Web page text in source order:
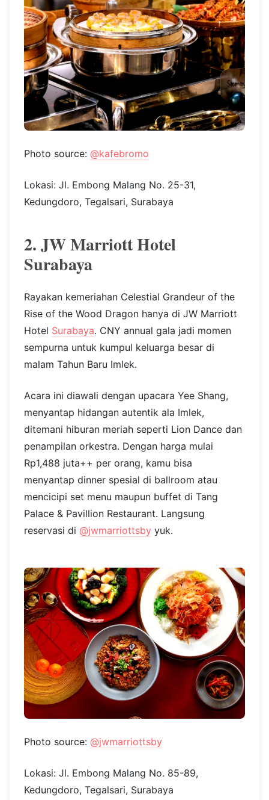
Photo source: @kafebromo
Lokasi: Jl. Embong Malang No. 25-31,
Kedungdoro, Tegalsari, Surabaya
2. JW Marriott Hotel
Surabaya
Rayakan kemeriahan Celestial Grandeur of the
Rise of the Wood Dragon hanya di JW Marriott
Hotel Surabaya. CNY annual gala jadi momen
sempurna untuk kumpul keluarga besar di
malam Tahun Baru Imlek.
Acara ini diawali dengan upacara Yee Shang,
menyantap hidangan autentik ala Imlek,
ditemani hiburan meriah seperti Lion Dance dan
penampilan orkestra. Dengan harga mulai
Rp1,488 juta++ per orang, kamu bisa
menyantap dinner spesial di ballroom atau
mencicipi set menu maupun buffet di Tang
Palace & Pavillion Restaurant. Langsung
reservasi di @jwmarriottsby yuk.
Photo source: @jwmarriottsby
Lokasi: Jl. Embong Malang No. 85-89,
Kedungdoro, Tegalsari, Surabaya